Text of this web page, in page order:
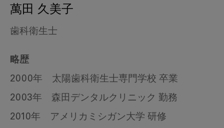
萬田 久美子
歯科衛生士
略歴
2000年 太陽歯科衛生士専門学校 卒業
2003年 森田デンタルクリニック 勤務
2010年 アメリカミシガン大学 研修